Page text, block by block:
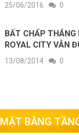
25/06/2016 0
BẤT CHẤP THÁNG
ROYAL CITY VẪN
13/08/2014 0
MẶT BẰNG